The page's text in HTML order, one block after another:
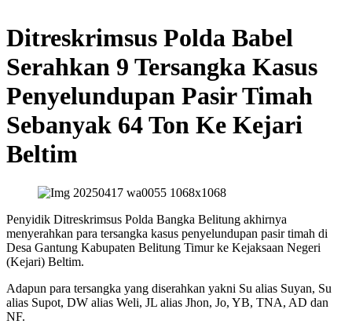
Ditreskrimsus Polda Babel
Serahkan 9 Tersangka Kasus
Penyelundupan Pasir Timah
Sebanyak 64 Ton Ke Kejari
Beltim
Penyidik Ditreskrimsus Polda Bangka Belitung akhirnya
menyerahkan para tersangka kasus penyelundupan pasir timah di
Desa Gantung Kabupaten Belitung Timur ke Kejaksaan Negeri
(Kejari) Beltim.
Adapun para tersangka yang diserahkan yakni Su alias Suyan, Su
alias Supot, DW alias Weli, JL alias Jhon, Jo, YB, TNA, AD dan
NF.